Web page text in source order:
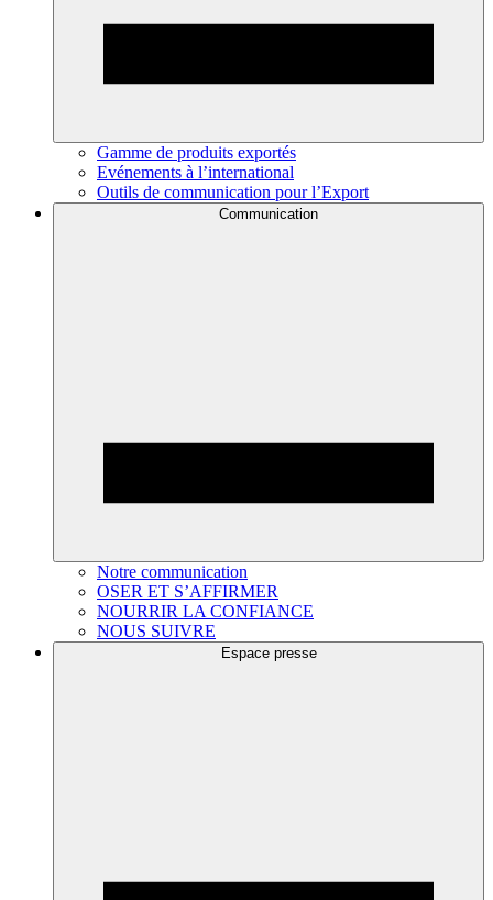
Gamme de produits exportés
Evénements à l’international
Outils de communication pour l’Export
Communication
Notre communication
OSER ET S’AFFIRMER
NOURRIR LA CONFIANCE
NOUS SUIVRE
Espace presse